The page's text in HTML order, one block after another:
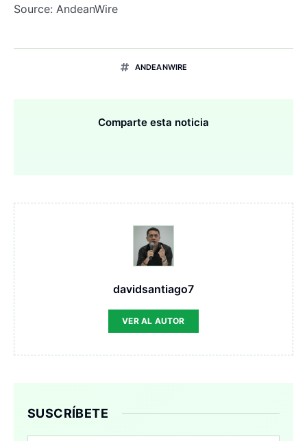
Source: AndeanWire
ANDEANWIRE
Comparte esta noticia
davidsantiago7
VER AL AUTOR
SUSCRÍBETE